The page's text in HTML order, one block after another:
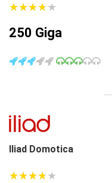
★★★★★
★★★★★
250 Giga
Iliad Domotica
★★★★★
★★★★★